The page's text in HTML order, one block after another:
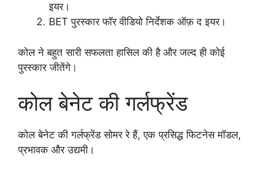
इयर।
BET पुरस्कार फॉर वीडियो निर्देशक ऑफ़ द इयर।
कोल ने बहुत सारी सफलता हासिल की है और जल्द ही कोई
पुरस्कार जीतेंगे।
कोल बेनेट की गर्लफ्रेंड
कोल बेनेट की गर्लफ्रेंड सोमर रे हैं, एक प्रसिद्ध फिटनेस मॉडल,
प्रभावक और उद्यमी।